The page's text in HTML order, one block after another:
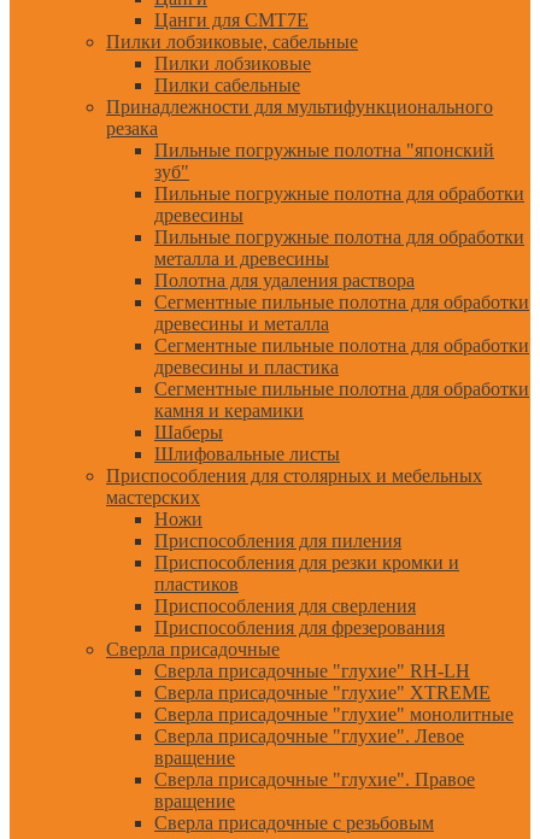
Цанги для CMT7E
Пилки лобзиковые, сабельные
Пилки лобзиковые
Пилки сабельные
Принадлежности для мультифункционального
резака
Пильные погружные полотна "японский
зуб"
Пильные погружные полотна для обработки
древесины
Пильные погружные полотна для обработки
металла и древесины
Полотна для удаления раствора
Сегментные пильные полотна для обработки
древесины и металла
Сегментные пильные полотна для обработки
древесины и пластика
Сегментные пильные полотна для обработки
камня и керамики
Шаберы
Шлифовальные листы
Приспособления для столярных и мебельных
мастерских
Ножи
Приспособления для пиления
Приспособления для резки кромки и
пластиков
Приспособления для сверления
Приспособления для фрезерования
Сверла присадочные
Сверла присадочные "глухие" RH-LH
Сверла присадочные "глухие" XTREME
Сверла присадочные "глухие" монолитные
Сверла присадочные "глухие". Левое
вращение
Сверла присадочные "глухие". Правое
вращение
Сверла присадочные с резьбовым